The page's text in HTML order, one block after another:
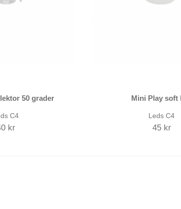
50 grader
C4
kr
Mini Play soft
Leds C4
45 kr